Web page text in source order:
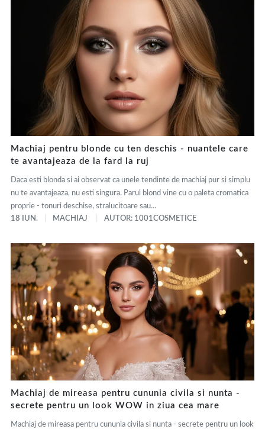
Machiaj pentru blonde cu ten deschis - nuantele care
te avantajeaza de la fard la ruj
Daca esti blonda si ai observat ca unele tendinte de machiaj pur si simplu
nu te avantajeaza, nu esti singura. Parul blond vine cu o paleta cromatica
proprie - tonuri deschise, stralucitoare sau...
18 IUN.
MACHIAJ AUTOR: 1001COSMETICE
Machiaj de mireasa pentru cununia civila si nunta -
secrete pentru un look WOW in ziua cea mare
Machiaj de mireasa pentru cununia civila si nunta - secrete pentru un look